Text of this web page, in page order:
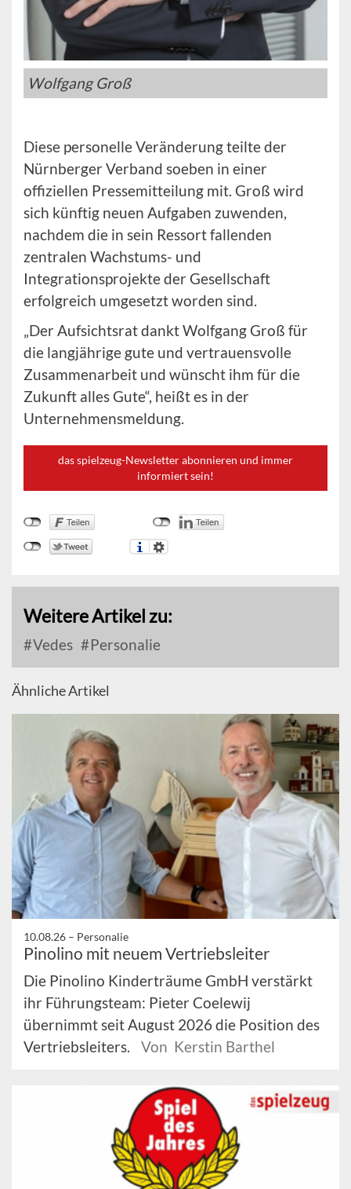
Wolfgang Groß
Diese personelle Veränderung teilte der
Nürnberger Verband soeben in einer
offiziellen Pressemitteilung mit. Groß wird
sich künftig neuen Aufgaben zuwenden,
nachdem die in sein Ressort fallenden
zentralen Wachstums- und
Integrationsprojekte der Gesellschaft
erfolgreich umgesetzt worden sind.
„Der Aufsichtsrat dankt Wolfgang Groß für
die langjährige gute und vertrauensvolle
Zusammenarbeit und wünscht ihm für die
Zukunft alles Gute“, heißt es in der
Unternehmensmeldung.
das spielzeug-Newsletter abonnieren und immer
informiert sein!
Weitere Artikel zu:
Vedes Personalie
Ähnliche Artikel
10.08.26 – Personalie
Pinolino mit neuem Vertriebsleiter
Die Pinolino Kinderträume GmbH verstärkt
ihr Führungsteam: Pieter Coelewij
übernimmt seit August 2026 die Position des
Vertriebsleiters.
Von Kerstin Barthel